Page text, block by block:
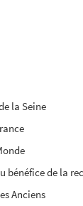
la Seine
bénéfice de la
Anciens